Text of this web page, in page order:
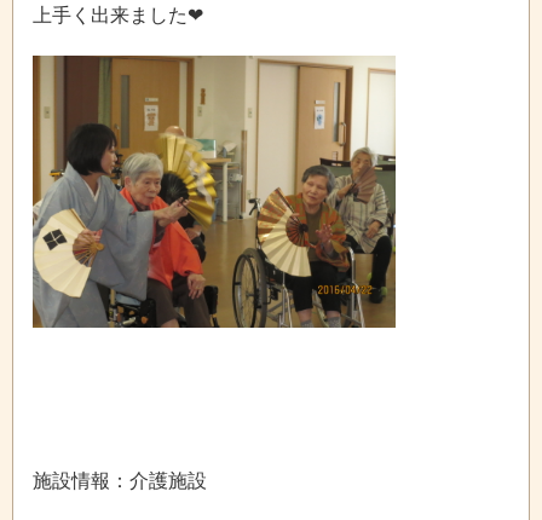
上手く出来ました❤
施設情報：介護施設